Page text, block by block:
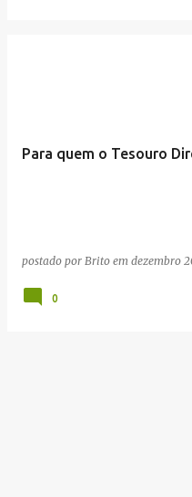
Para quem o Tesouro
postado por Brito em dezembro
0